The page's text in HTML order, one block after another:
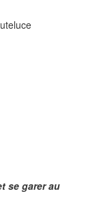
se garer au